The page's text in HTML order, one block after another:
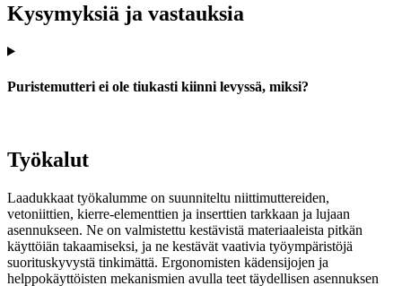
Kysymyksiä ja vastauksia
Puristemutteri ei ole tiukasti kiinni levyssä, miksi?
Työkalut
Laadukkaat työkalumme on suunniteltu niittimuttereiden,
vetoniittien, kierre-elementtien ja inserttien tarkkaan ja lujaan
asennukseen. Ne on valmistettu kestävistä materiaaleista pitkän
käyttöiän takaamiseksi, ja ne kestävät vaativia työympäristöjä
suorituskyvystä tinkimättä. Ergonomisten kädensijojen ja
helppokäyttöisten mekanismien avulla teet täydellisen asennuksen